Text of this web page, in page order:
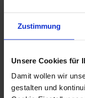
Zustimmung
Unsere Cookies für
Damit wollen wir
gestalten und
Der Benutzer kann
Unsicherheiten